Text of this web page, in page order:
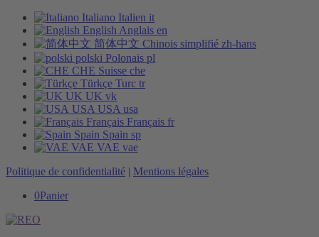
Italiano Italien it
English Anglais en
简体中文 Chinois simplifié zh-hans
polski Polonais pl
CHE Suisse che
Türkçe Turc tr
UK UK vk
USA USA usa
Français Français fr
Spain Spain sp
VAE VAE vae
Politique de confidentialité | Mentions légales
0Panier